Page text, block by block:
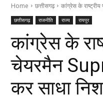
Home छत्तीसगढ़ कांग्रेस के
छत्तीसगढ़ राजनीति राज्य रायपुर
कांग्रेस के
चेयरमैन
कर साधा